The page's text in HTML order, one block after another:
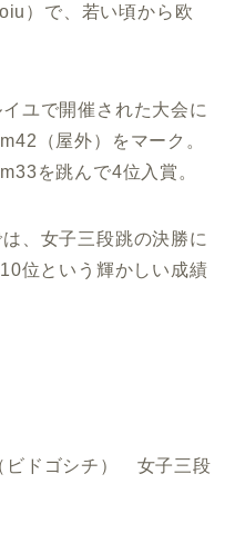
）で、若い頃から欧
ユで開催された大会に
（屋外）をマーク。
を跳んで4位入賞。
、女子三段跳の決勝に
位という輝かしい成績
ドゴシチ） 女子三段